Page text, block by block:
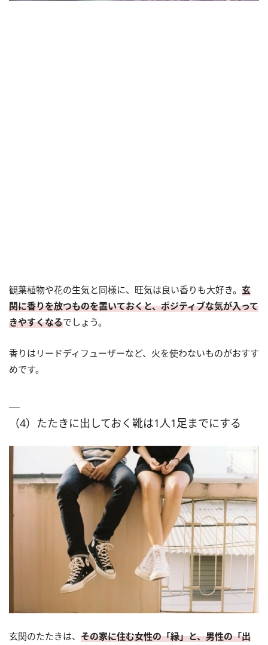
観葉植物や花の生気と同様に、旺気は良い香りも大好き。 玄
関に香りを放つものを置いておくと、ポジティブな気が入って
きやすくなるでしょう。
香りはリードディフューザーなど、火を使わないものがおすす
めです。
（4）たたきに出しておく靴は1人1足までにする
玄関のたたきは、 その家に住む女性の「縁」と、男性の「出